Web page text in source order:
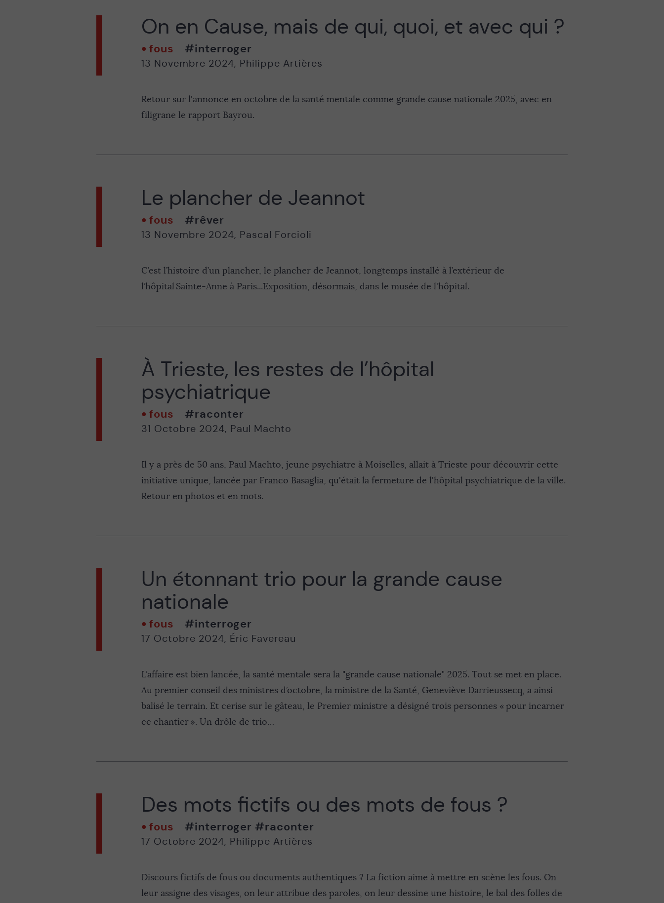
On en Cause, mais de qui, quoi, et avec qui ?
fous #interroger
13 Novembre 2024, Philippe Artières
Retour sur l'annonce en octobre de la santé mentale comme grande cause nationale 2025, avec en
filigrane le rapport Bayrou.
Le plancher de Jeannot
fous #rêver
13 Novembre 2024, Pascal Forcioli
C’est l’histoire d’un plancher, le plancher de Jeannot, longtemps installé à l’extérieur de
l’hôpital Sainte-Anne à Paris...Exposition, désormais, dans le musée de l'hôpital.
À Trieste, les restes de l’hôpital
psychiatrique
fous #raconter
31 Octobre 2024, Paul Machto
Il y a près de 50 ans, Paul Machto, jeune psychiatre à Moiselles, allait à Trieste pour découvrir cette
initiative unique, lancée par Franco Basaglia, qu'était la fermeture de l'hôpital psychiatrique de la ville.
Retour en photos et en mots.
Un étonnant trio pour la grande cause
nationale
fous #interroger
17 Octobre 2024, Éric Favereau
L’affaire est bien lancée, la santé mentale sera la "grande cause nationale" 2025. Tout se met en place.
Au premier conseil des ministres d’octobre, la ministre de la Santé, Geneviève Darrieussecq, a ainsi
balisé le terrain. Et cerise sur le gâteau, le Premier ministre a désigné trois personnes « pour incarner
ce chantier ». Un drôle de trio…
Des mots fictifs ou des mots de fous ?
fous #interroger #raconter
17 Octobre 2024, Philippe Artières
Discours fictifs de fous ou documents authentiques ? La fiction aime à mettre en scène les fous. On
leur assigne des visages, on leur attribue des paroles, on leur dessine une histoire, le bal des folles de